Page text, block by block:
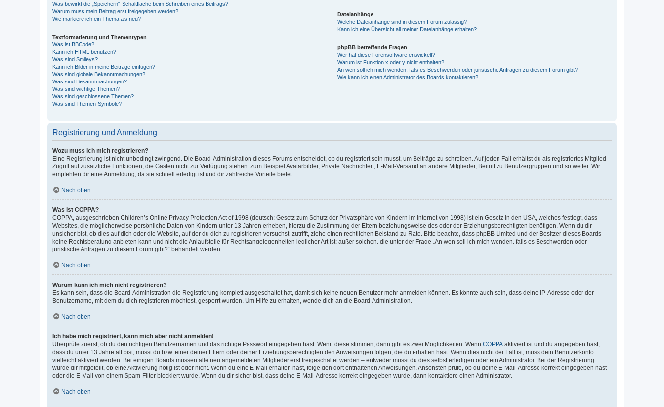
Was bewirkt die „Speichern“-Schaltfläche beim Schreiben eines Beitrags?
Warum muss mein Beitrag erst freigegeben werden?
Wie markiere ich ein Thema als neu?
Textformatierung und Thementypen
Was ist BBCode?
Kann ich HTML benutzen?
Was sind Smileys?
Kann ich Bilder in meine Beiträge einfügen?
Was sind globale Bekanntmachungen?
Was sind Bekanntmachungen?
Was sind wichtige Themen?
Was sind geschlossene Themen?
Was sind Themen-Symbole?
Dateianhänge
Welche Dateianhänge sind in diesem Forum zulässig?
Kann ich eine Übersicht all meiner Dateianhänge erhalten?
phpBB betreffende Fragen
Wer hat diese Forensoftware entwickelt?
Warum ist Funktion x oder y nicht enthalten?
An wen soll ich mich wenden, falls es Beschwerden oder juristische Anfragen zu diesem Forum gibt?
Wie kann ich einen Administrator des Boards kontaktieren?
Registrierung und Anmeldung
Wozu muss ich mich registrieren?
Eine Registrierung ist nicht unbedingt zwingend. Die Board-Administration dieses Forums entscheidet, ob du registriert sein musst, um Beiträge zu schreiben. Auf jeden Fall erhältst du als registriertes Mitglied
Zugriff auf zusätzliche Funktionen, die Gästen nicht zur Verfügung stehen: zum Beispiel Avatarbilder, Private Nachrichten, E-Mail-Versand an andere Mitglieder, Beitritt zu Benutzergruppen und so weiter. Wir
empfehlen dir eine Anmeldung, da sie schnell erledigt ist und dir zahlreiche Vorteile bietet.
Nach oben
Was ist COPPA?
COPPA, ausgeschrieben Children’s Online Privacy Protection Act of 1998 (deutsch: Gesetz zum Schutz der Privatsphäre von Kindern im Internet von 1998) ist ein Gesetz in den USA, welches festlegt, dass
Websites, die möglicherweise persönliche Daten von Kindern unter 13 Jahren erheben, hierzu die Zustimmung der Eltern beziehungsweise des oder der Erziehungsberechtigten benötigen. Wenn du dir
unsicher bist, ob dies auf dich oder die Website, auf der du dich zu registrieren versuchst, zutrifft, ziehe einen rechtlichen Beistand zu Rate. Bitte beachte, dass phpBB Limited und der Besitzer dieses Boards
keine Rechtsberatung anbieten kann und nicht die Anlaufstelle für Rechtsangelegenheiten jeglicher Art ist; außer solchen, die unter der Frage „An wen soll ich mich wenden, falls es Beschwerden oder
juristische Anfragen zu diesem Forum gibt?“ behandelt werden.
Nach oben
Warum kann ich mich nicht registrieren?
Es kann sein, dass die Board-Administration die Registrierung komplett ausgeschaltet hat, damit sich keine neuen Benutzer mehr anmelden können. Es könnte auch sein, dass deine IP-Adresse oder der
Benutzername, mit dem du dich registrieren möchtest, gesperrt wurden. Um Hilfe zu erhalten, wende dich an die Board-Administration.
Nach oben
Ich habe mich registriert, kann mich aber nicht anmelden!
Überprüfe zuerst, ob du den richtigen Benutzernamen und das richtige Passwort eingegeben hast. Wenn diese stimmen, dann gibt es zwei Möglichkeiten. Wenn COPPA aktiviert ist und du angegeben hast,
dass du unter 13 Jahre alt bist, musst du bzw. einer deiner Eltern oder deiner Erziehungsberechtigten den Anweisungen folgen, die du erhalten hast. Wenn dies nicht der Fall ist, muss dein Benutzerkonto
vielleicht aktiviert werden. Bei einigen Boards müssen alle neu angemeldeten Mitglieder erst freigeschaltet werden – entweder musst du dies selbst erledigen oder ein Administrator. Bei der Registrierung
wurde dir mitgeteilt, ob eine Aktivierung nötig ist oder nicht. Wenn du eine E-Mail erhalten hast, folge den dort enthaltenen Anweisungen. Ansonsten prüfe, ob du deine E-Mail-Adresse korrekt eingegeben hast
oder die E-Mail von einem Spam-Filter blockiert wurde. Wenn du dir sicher bist, dass deine E-Mail-Adresse korrekt eingegeben wurde, dann kontaktiere einen Administrator.
Nach oben